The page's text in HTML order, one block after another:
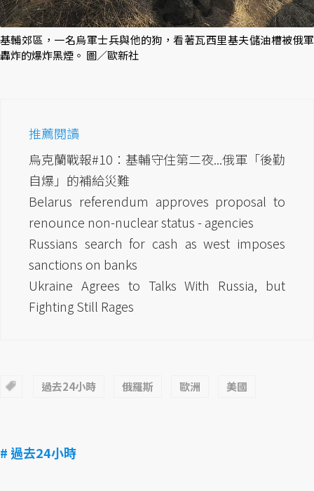
基輔郊區，一名烏軍士兵與他的狗，看著瓦西里基夫儲油槽被俄軍
轟炸的爆炸黑煙。 圖／歐新社
推薦閱讀
烏克蘭戰報#10：基輔守住第二夜...俄軍「後勤
自爆」的補給災難
Belarus referendum approves proposal to
renounce non-nuclear status - agencies
Russians search for cash as west imposes
sanctions on banks
Ukraine Agrees to Talks With Russia, but
Fighting Still Rages
過去24小時 俄羅斯 歐洲 美國
# 過去24小時